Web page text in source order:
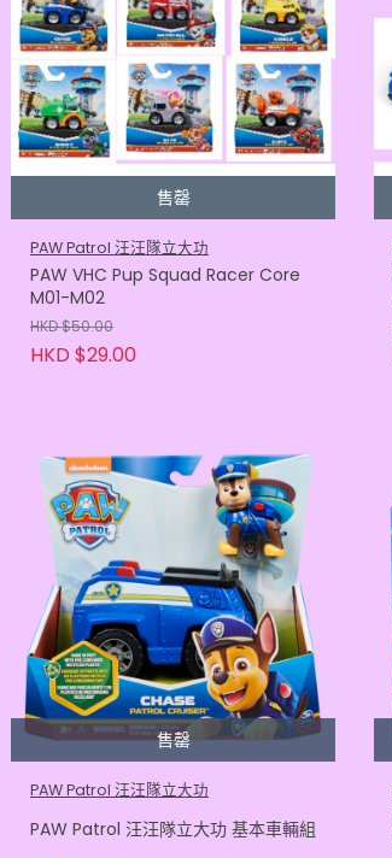
售罄
PAW Patrol 汪汪隊立大功
PAW VHC Pup Squad Racer Core
M01-M02
HKD $50.00
HKD $29.00
售罄
PAW Patrol 汪汪隊立大功
PAW Patrol 汪汪隊立大功 基本車輛組